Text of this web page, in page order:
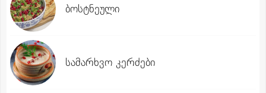
ბოსტნეული
სამარხვო კერძები